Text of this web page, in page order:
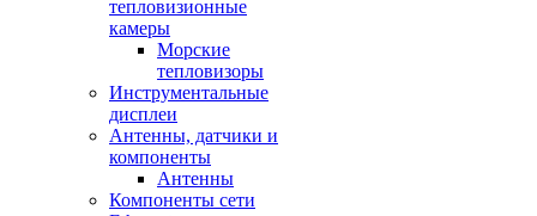
тепловизионные
камеры
Морские
тепловизоры
Инструментальные
дисплеи
Антенны, датчики и
компоненты
Антенны
Компоненты сети